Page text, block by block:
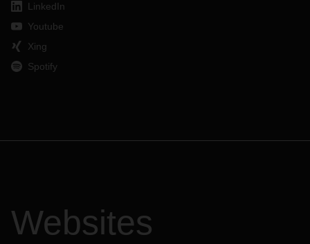
LinkedIn
Youtube
Xing
Spotify
Websites